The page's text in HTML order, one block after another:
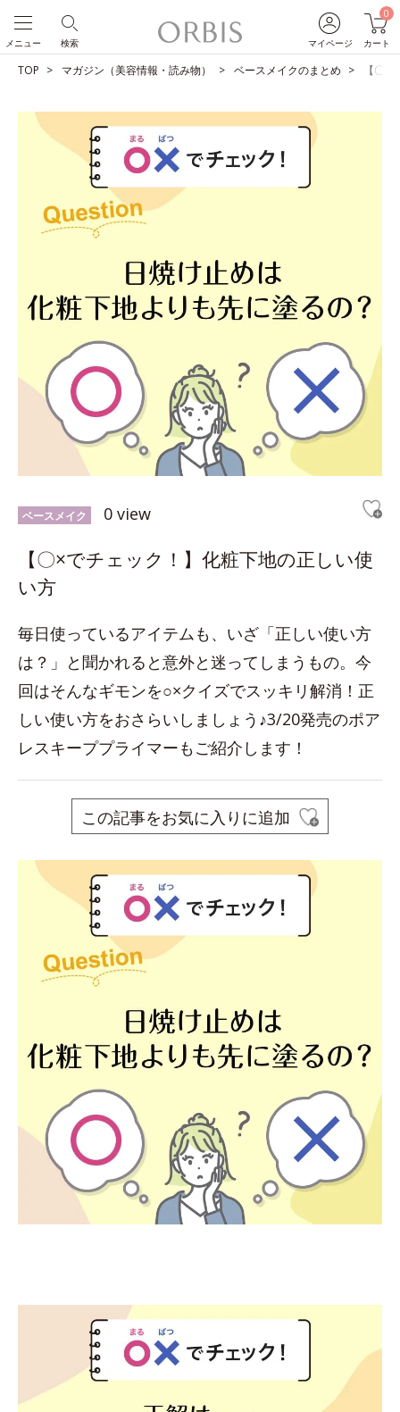
マイページ
0
カート
検索
メニュー
TOP マガジン（美容情報・読み物） ベースメイクのまとめ 【〇×
ベースメイク 0 view
【〇×でチェック！】化粧下地の正しい使
い方
毎日使っているアイテムも、いざ「正しい使い方
は？」と聞かれると意外と迷ってしまうもの。今
回はそんなギモンを○×クイズでスッキリ解消！正
しい使い方をおさらいしましょう♪3/20発売のポア
レスキーププライマーもご紹介します！
この記事をお気に入りに追加